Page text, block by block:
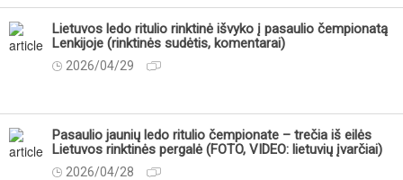
Lietuvos ledo ritulio rinktinė išvyko į pasaulio čempionatą
Lenkijoje (rinktinės sudėtis, komentarai)
2026/04/29
Pasaulio jaunių ledo ritulio čempionate – trečia iš eilės
Lietuvos rinktinės pergalė (FOTO, VIDEO: lietuvių įvarčiai)
2026/04/28